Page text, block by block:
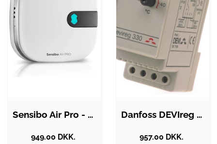
Sensibo Air Pro - sensor for your indoor…
949.00 DKK.
Danfoss DEVIreg 330 -10/+10C DINskinne…
957.00 DKK.